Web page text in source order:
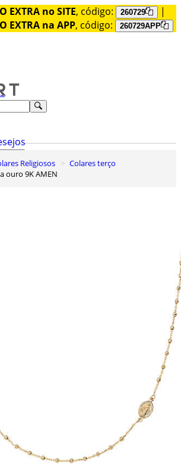
EXTRA no SITE, código: 260729
|
EXTRA na APP, código: 260729APP
Religiosos
Colares terço
ouro 9K AMEN